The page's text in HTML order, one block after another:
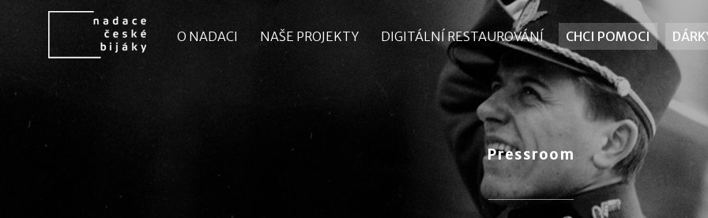
O NADACI NAŠE PROJEKTY DIGITÁLNÍ RESTAUROVÁNÍ CHCI POMOCI
O NADACI NAŠE PROJEKTY DIGITÁLNÍ RESTAUROVÁNÍ CHCI POMOCI
Pressroom